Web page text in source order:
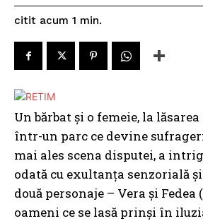
citit acum 1 min.
Un bărbat și o femeie, la
într-un parc ce devine
mai ales scena disputei, a
odată cu exultanța senzorială
două personaje – Vera și Fedea
oameni ce se lasă prinși în